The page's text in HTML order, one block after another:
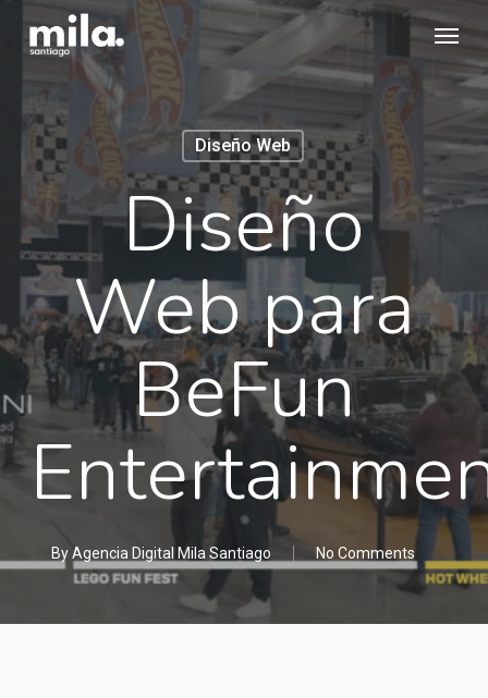
content
Menu
Diseño Web
Diseño
Web para
BeFun
ByAgencia Digital Mila Santiago No Comments